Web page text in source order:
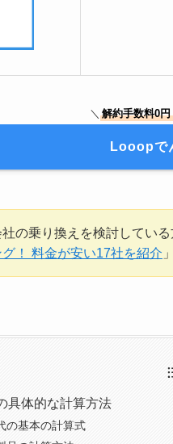
＼ 解約手数料0
Looopで
の乗り換えを検討している
グ！ 料金が安い17社を紹介
具体的な計算方法
の基本の計算式